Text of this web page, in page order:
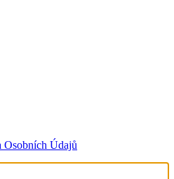
Osobních Údajů